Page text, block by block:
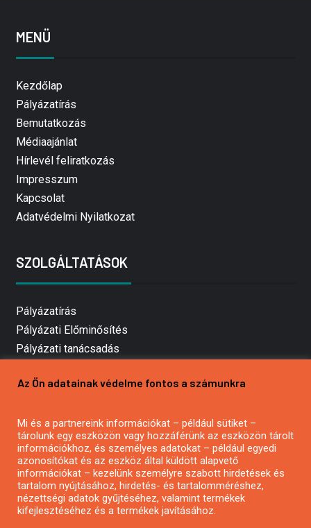
MENÜ
Kezdőlap
Pályázatírás
Bemutatkozás
Médiaajánlat
Hírlevél feliratkozás
Impresszum
Kapcsolat
Adatvédelmi Nyilatkozat
SZOLGÁLTATÁSOK
Pályázatírás
Pályázati Előminősítés
Pályázati tanácsadás
Mezőgazdasági pályázatírás
Pályázatírás civil szervezeteknek
Pályázatírás önkormányzatoknak
Pályázatfigyelés
Specifikus pályázatfigyelés vagy hírlevél
Az Ön adatainak védelme fontos a számunkra
Mi és a partnereink információkat – például sütiket –
tárolunk egy eszközön vagy hozzáférünk az eszközön tárolt
információkhoz, és személyes adatokat – például egyedi
azonosítókat és az eszköz által küldött alapvető
információkat – kezelünk személyre szabott hirdetések és
tartalom nyújtásához, hirdetés- és tartalomméréshez,
nézettségi adatok gyűjtéséhez, valamint termékek
kifejlesztéséhez és a termékek javításához.